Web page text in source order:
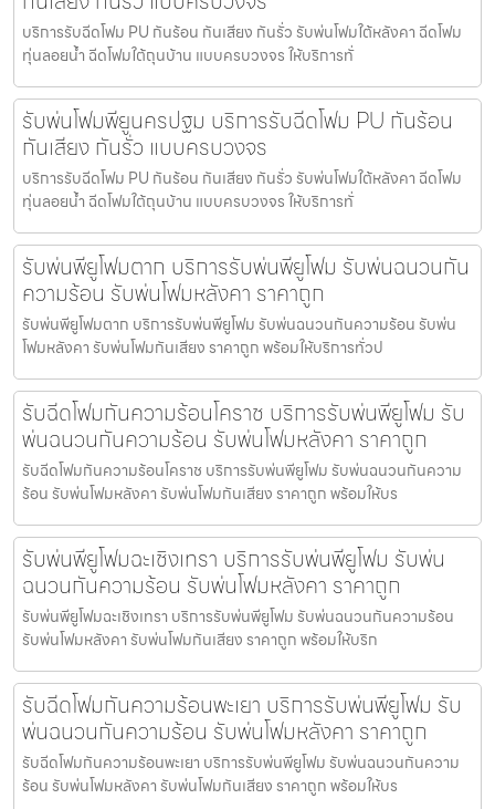
บริการรับฉีดโฟม PU กันร้อน กันเสียง กันรั่ว รับพ่นโฟมใต้หลังคา ฉีดโฟม
ทุ่นลอยน้ำ ฉีดโฟมใต้ถุนบ้าน แบบครบวงจร ให้บริการทั่
รับพ่นโฟมพียูนครปฐม บริการรับฉีดโฟม PU กันร้อน
กันเสียง กันรั่ว แบบครบวงจร
บริการรับฉีดโฟม PU กันร้อน กันเสียง กันรั่ว รับพ่นโฟมใต้หลังคา ฉีดโฟม
ทุ่นลอยน้ำ ฉีดโฟมใต้ถุนบ้าน แบบครบวงจร ให้บริการทั่
รับพ่นพียูโฟมตาก บริการรับพ่นพียูโฟม รับพ่นฉนวนกัน
ความร้อน รับพ่นโฟมหลังคา ราคาถูก
รับพ่นพียูโฟมตาก บริการรับพ่นพียูโฟม รับพ่นฉนวนกันความร้อน รับพ่น
โฟมหลังคา รับพ่นโฟมกันเสียง ราคาถูก พร้อมให้บริการทั่วป
รับฉีดโฟมกันความร้อนโคราช บริการรับพ่นพียูโฟม รับ
พ่นฉนวนกันความร้อน รับพ่นโฟมหลังคา ราคาถูก
รับฉีดโฟมกันความร้อนโคราช บริการรับพ่นพียูโฟม รับพ่นฉนวนกันความ
ร้อน รับพ่นโฟมหลังคา รับพ่นโฟมกันเสียง ราคาถูก พร้อมให้บร
รับพ่นพียูโฟมฉะเชิงเทรา บริการรับพ่นพียูโฟม รับพ่น
ฉนวนกันความร้อน รับพ่นโฟมหลังคา ราคาถูก
รับพ่นพียูโฟมฉะเชิงเทรา บริการรับพ่นพียูโฟม รับพ่นฉนวนกันความร้อน
รับพ่นโฟมหลังคา รับพ่นโฟมกันเสียง ราคาถูก พร้อมให้บริก
รับฉีดโฟมกันความร้อนพะเยา บริการรับพ่นพียูโฟม รับ
พ่นฉนวนกันความร้อน รับพ่นโฟมหลังคา ราคาถูก
รับฉีดโฟมกันความร้อนพะเยา บริการรับพ่นพียูโฟม รับพ่นฉนวนกันความ
ร้อน รับพ่นโฟมหลังคา รับพ่นโฟมกันเสียง ราคาถูก พร้อมให้บร